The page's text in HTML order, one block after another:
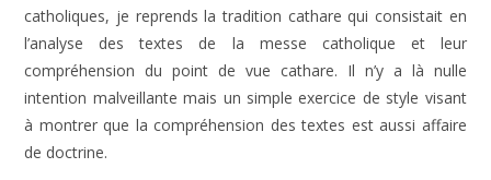
catholiques, je reprends la tradition cathare qui consistait en
l’analyse des textes de la messe catholique et leur
compréhension du point de vue cathare. Il n’y a là nulle
intention malveillante mais un simple exercice de style visant
à montrer que la compréhension des textes est aussi affaire
de doctrine.